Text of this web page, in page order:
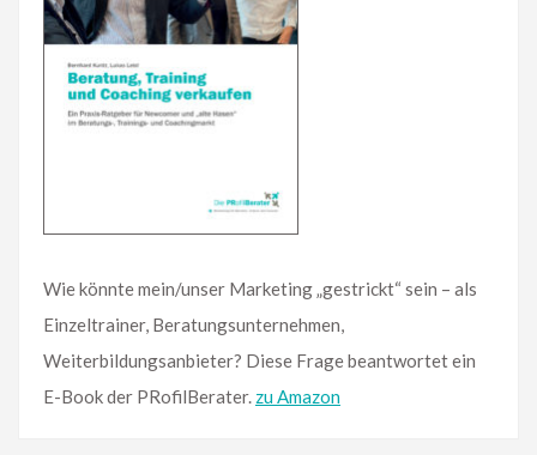
Wie könnte mein/unser Marketing „gestrickt“ sein – als
Einzeltrainer, Beratungsunternehmen,
Weiterbildungsanbieter? Diese Frage beantwortet ein
E-Book der PRofilBerater. zu Amazon